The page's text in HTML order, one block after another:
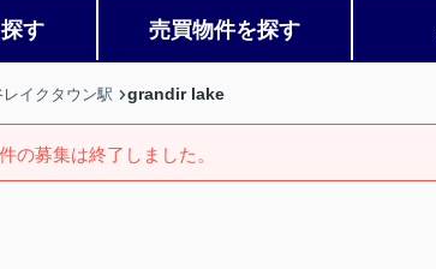
す 売買物件を探す
レイクタウン駅 grandir lake
の募集は終了しました。